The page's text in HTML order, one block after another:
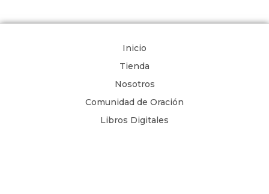
Inicio
Tienda
Nosotros
Comunidad de Oración
Libros Digitales